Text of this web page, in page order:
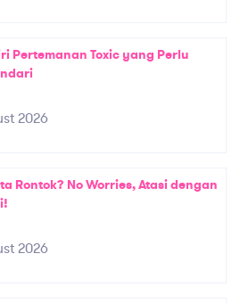
Pertemanan Toxic yang Perlu
2026
Rontok? No Worries, Atasi dengan
2026